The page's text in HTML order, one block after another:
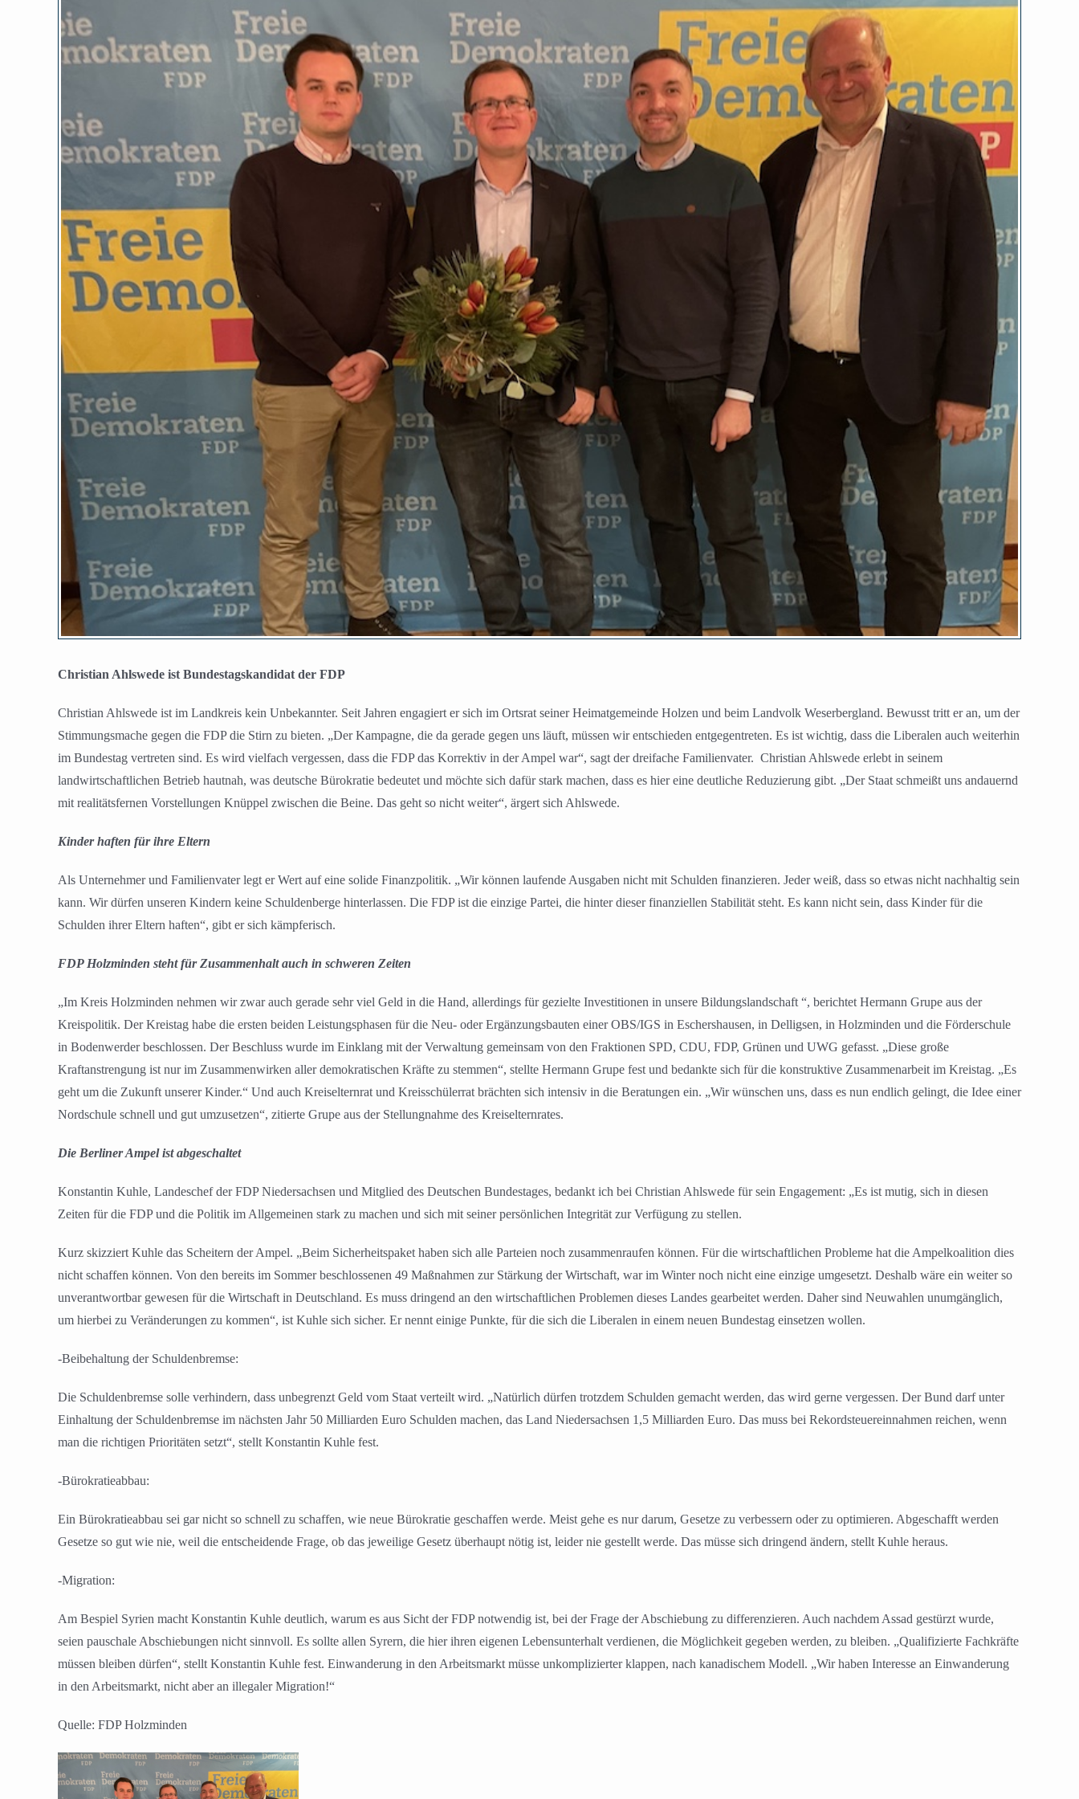
Christian Ahlswede ist Bundestagskandidat der FDP
Christian Ahlswede ist im Landkreis kein Unbekannter. Seit Jahren engagiert er sich im Ortsrat seiner Heimatgemeinde Holzen und beim Landvolk Weserbergland. Bewusst tritt er an, um der
Stimmungsmache gegen die FDP die Stirn zu bieten. „Der Kampagne, die da gerade gegen uns läuft, müssen wir entschieden entgegentreten. Es ist wichtig, dass die Liberalen auch weiterhin
im Bundestag vertreten sind. Es wird vielfach vergessen, dass die FDP das Korrektiv in der Ampel war“, sagt der dreifache Familienvater. Christian Ahlswede erlebt in seinem
landwirtschaftlichen Betrieb hautnah, was deutsche Bürokratie bedeutet und möchte sich dafür stark machen, dass es hier eine deutliche Reduzierung gibt. „Der Staat schmeißt uns andauernd
mit realitätsfernen Vorstellungen Knüppel zwischen die Beine. Das geht so nicht weiter“, ärgert sich Ahlswede.
Kinder haften für ihre Eltern
Als Unternehmer und Familienvater legt er Wert auf eine solide Finanzpolitik. „Wir können laufende Ausgaben nicht mit Schulden finanzieren. Jeder weiß, dass so etwas nicht nachhaltig sein
kann. Wir dürfen unseren Kindern keine Schuldenberge hinterlassen. Die FDP ist die einzige Partei, die hinter dieser finanziellen Stabilität steht. Es kann nicht sein, dass Kinder für die
Schulden ihrer Eltern haften“, gibt er sich kämpferisch.
FDP Holzminden steht für Zusammenhalt auch in schweren Zeiten
„Im Kreis Holzminden nehmen wir zwar auch gerade sehr viel Geld in die Hand, allerdings für gezielte Investitionen in unsere Bildungslandschaft “, berichtet Hermann Grupe aus der
Kreispolitik. Der Kreistag habe die ersten beiden Leistungsphasen für die Neu- oder Ergänzungsbauten einer OBS/IGS in Eschershausen, in Delligsen, in Holzminden und die Förderschule
in Bodenwerder beschlossen. Der Beschluss wurde im Einklang mit der Verwaltung gemeinsam von den Fraktionen SPD, CDU, FDP, Grünen und UWG gefasst. „Diese große
Kraftanstrengung ist nur im Zusammenwirken aller demokratischen Kräfte zu stemmen“, stellte Hermann Grupe fest und bedankte sich für die konstruktive Zusammenarbeit im Kreistag. „Es
geht um die Zukunft unserer Kinder.“ Und auch Kreiselternrat und Kreisschülerrat brächten sich intensiv in die Beratungen ein. „Wir wünschen uns, dass es nun endlich gelingt, die Idee einer
Nordschule schnell und gut umzusetzen“, zitierte Grupe aus der Stellungnahme des Kreiselternrates.
Die Berliner Ampel ist abgeschaltet
Konstantin Kuhle, Landeschef der FDP Niedersachsen und Mitglied des Deutschen Bundestages, bedankt ich bei Christian Ahlswede für sein Engagement: „Es ist mutig, sich in diesen
Zeiten für die FDP und die Politik im Allgemeinen stark zu machen und sich mit seiner persönlichen Integrität zur Verfügung zu stellen.
Kurz skizziert Kuhle das Scheitern der Ampel. „Beim Sicherheitspaket haben sich alle Parteien noch zusammenraufen können. Für die wirtschaftlichen Probleme hat die Ampelkoalition dies
nicht schaffen können. Von den bereits im Sommer beschlossenen 49 Maßnahmen zur Stärkung der Wirtschaft, war im Winter noch nicht eine einzige umgesetzt. Deshalb wäre ein weiter so
unverantwortbar gewesen für die Wirtschaft in Deutschland. Es muss dringend an den wirtschaftlichen Problemen dieses Landes gearbeitet werden. Daher sind Neuwahlen unumgänglich,
um hierbei zu Veränderungen zu kommen“, ist Kuhle sich sicher. Er nennt einige Punkte, für die sich die Liberalen in einem neuen Bundestag einsetzen wollen.
-Beibehaltung der Schuldenbremse:
Die Schuldenbremse solle verhindern, dass unbegrenzt Geld vom Staat verteilt wird. „Natürlich dürfen trotzdem Schulden gemacht werden, das wird gerne vergessen. Der Bund darf unter
Einhaltung der Schuldenbremse im nächsten Jahr 50 Milliarden Euro Schulden machen, das Land Niedersachsen 1,5 Milliarden Euro. Das muss bei Rekordsteuereinnahmen reichen, wenn
man die richtigen Prioritäten setzt“, stellt Konstantin Kuhle fest.
-Bürokratieabbau:
Ein Bürokratieabbau sei gar nicht so schnell zu schaffen, wie neue Bürokratie geschaffen werde. Meist gehe es nur darum, Gesetze zu verbessern oder zu optimieren. Abgeschafft werden
Gesetze so gut wie nie, weil die entscheidende Frage, ob das jeweilige Gesetz überhaupt nötig ist, leider nie gestellt werde. Das müsse sich dringend ändern, stellt Kuhle heraus.
-Migration:
Am Bespiel Syrien macht Konstantin Kuhle deutlich, warum es aus Sicht der FDP notwendig ist, bei der Frage der Abschiebung zu differenzieren. Auch nachdem Assad gestürzt wurde,
seien pauschale Abschiebungen nicht sinnvoll. Es sollte allen Syrern, die hier ihren eigenen Lebensunterhalt verdienen, die Möglichkeit gegeben werden, zu bleiben. „Qualifizierte Fachkräfte
müssen bleiben dürfen“, stellt Konstantin Kuhle fest. Einwanderung in den Arbeitsmarkt müsse unkomplizierter klappen, nach kanadischem Modell. „Wir haben Interesse an Einwanderung
in den Arbeitsmarkt, nicht aber an illegaler Migration!“
Quelle: FDP Holzminden